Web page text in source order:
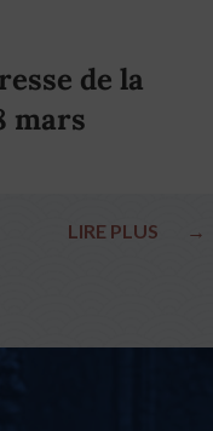
de la
mars
LIRE PLUS →